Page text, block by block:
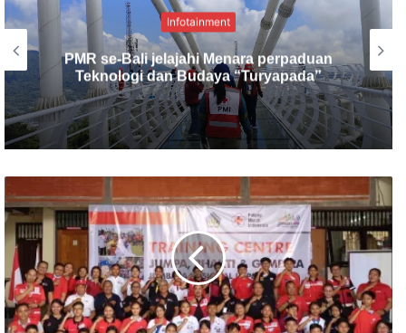
Seni & Budaya
Hangatkan Danau Buyan, Nanoe Biroe
beri kejutan di Panggung Jumbara V PMI
Provinsi Bali